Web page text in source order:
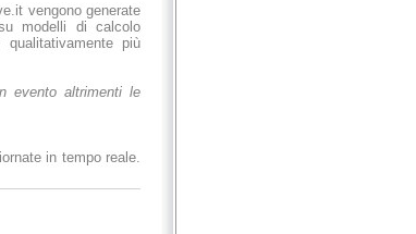
vengono generate
modelli di calcolo
più
evento altrimenti le
in tempo reale.